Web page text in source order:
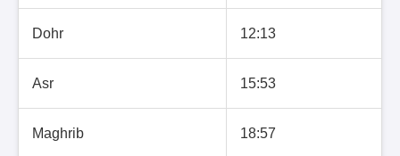
Dohr 12:13
Asr 15:53
Maghrib 18:57